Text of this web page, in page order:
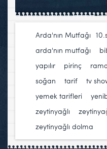
Arda'nın Mutfağı
arda'nın mutfağı
yapılır
pirinç
soğan
tarif tv
yemek tarifleri
zeytinyağlı
zeytinyağlı dolma